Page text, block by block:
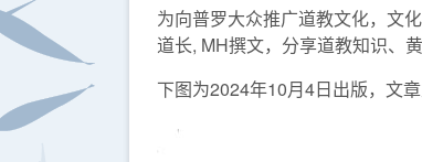
为向普罗大众推广道教文化，文
道长, MH撰文，分享道教知识、
下图为2024年10月4日出版，文